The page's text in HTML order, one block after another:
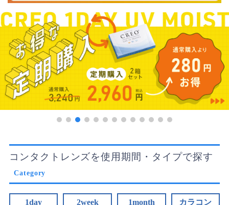
コンタクトレンズを使用期間・タイプで探す
Category
1day 2week 1month カラコン